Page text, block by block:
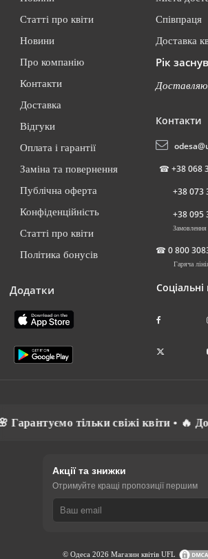
Статті про квіти
Новини
Про компанію
Контакти
Доставка
Відгуки
Оплата і гарантії
Заміна та повернення
Публічна оферта
Конфіденційність
Статті про квіти
Політика бонусів
Додатки
Співпраця
Доставка
Рік
Контакти
☎ +38 068
+38 073
+38 095
Замовлення
☎ 0 800
Гаряча
тільки свіжі квіти • 🔥
Акції та знижки
Отримуйте кращі пропозиції першим
© Одеса 2026 Магазин квітів UFL